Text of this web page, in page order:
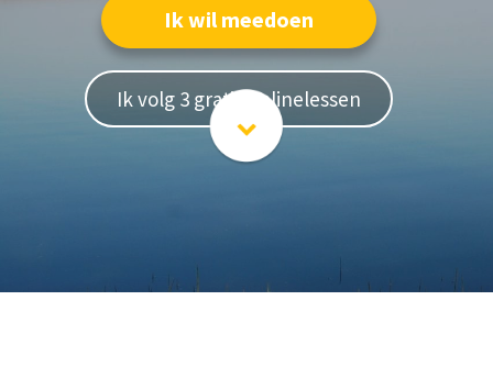
Ik wil meedoen
Ik volg 3 gratis onlinelessen